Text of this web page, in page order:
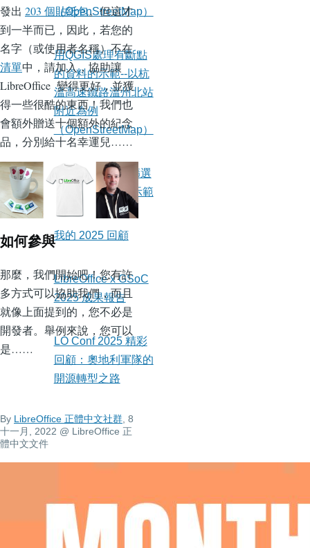
發出 203 個貼紙包。但這才
到一半而已，因此，若您的
名字（或使用者名稱）不在
清單中，請加入，協助讓
LibreOffice 變得更好，並獲
得一些很酷的東西！我們也
會額外贈送十個額外的紀念
品，分別給十名幸運兒……
如何參與
那麼，我們開始吧！您有許
多方式可以協助我們，而且
就像上面提到的，您不必是
開發者。舉例來說，您可以
是……
By LibreOffice 正體中文社群, 8
十一月, 2022 @ LibreOffice 正
體中文文件
（OpenStreetMap）
用QGIS處理有斷點
的資料的示範--以杭
溫高速鐵路溫州北站
附近為例
（OpenStreetMap）
用Python/QGIS篩選
地理資料的簡短示範
我的 2025 回顧
LibreOffice x GSoC
2025 成果報告
LO Conf 2025 精彩
回顧：奧地利軍隊的
開源轉型之路